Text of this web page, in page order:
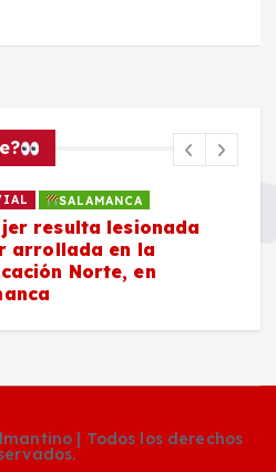
SALAMANCA
resulta lesionada
arrollada en la
Norte, en
| Todos los derechos